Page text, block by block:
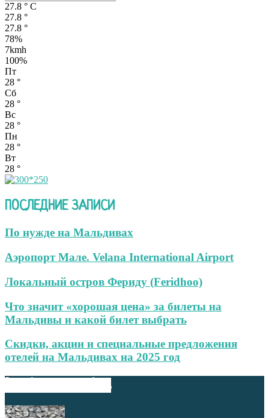
27.8 ° C
27.8 °
27.8 °
78%
7kmh
100%
Пт
28 °
Сб
28 °
Вс
28 °
Пн
28 °
Вт
28 °
ПОСЛЕДНИЕ ЗАПИСИ
По нужде на Мальдивах
Аэропорт Мале. Velana International Airport
Локальный остров Фериду (Feridhoo)
Что значит «хорошая цена» за билеты на
Мальдивы и какой билет выбрать
Скидки, акции и специальные предложения
отелей на Мальдивах на 2025 год